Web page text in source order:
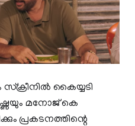
കൈയ്യടി
മനോജ് കെ
പ്രകടനത്തിന്റെ